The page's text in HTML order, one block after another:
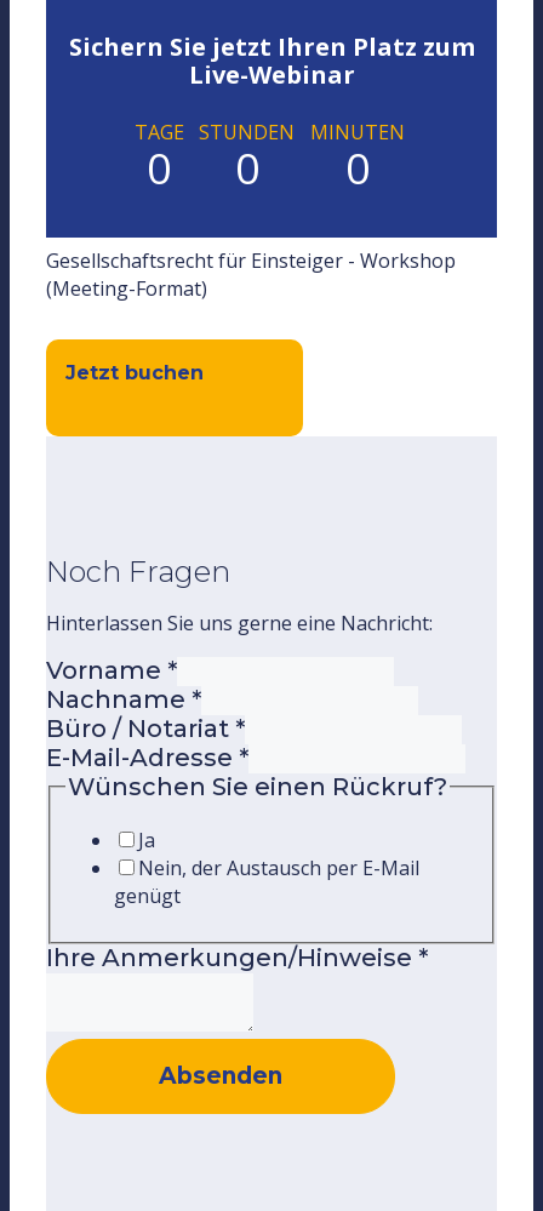
Sichern Sie jetzt Ihren Platz zum
Live-Webinar
TAGE
0
STUNDEN
0
MINUTEN
0
Gesellschaftsrecht für Einsteiger - Workshop
(Meeting-Format)
Jetzt buchen
Noch Fragen
Hinterlassen Sie uns gerne eine Nachricht:
Vorname *
Nachname *
Büro / Notariat *
E-Mail-Adresse *
Wünschen Sie einen Rückruf?
Ja
Nein, der Austausch per E-Mail
genügt
Ihre Anmerkungen/Hinweise *
Absenden